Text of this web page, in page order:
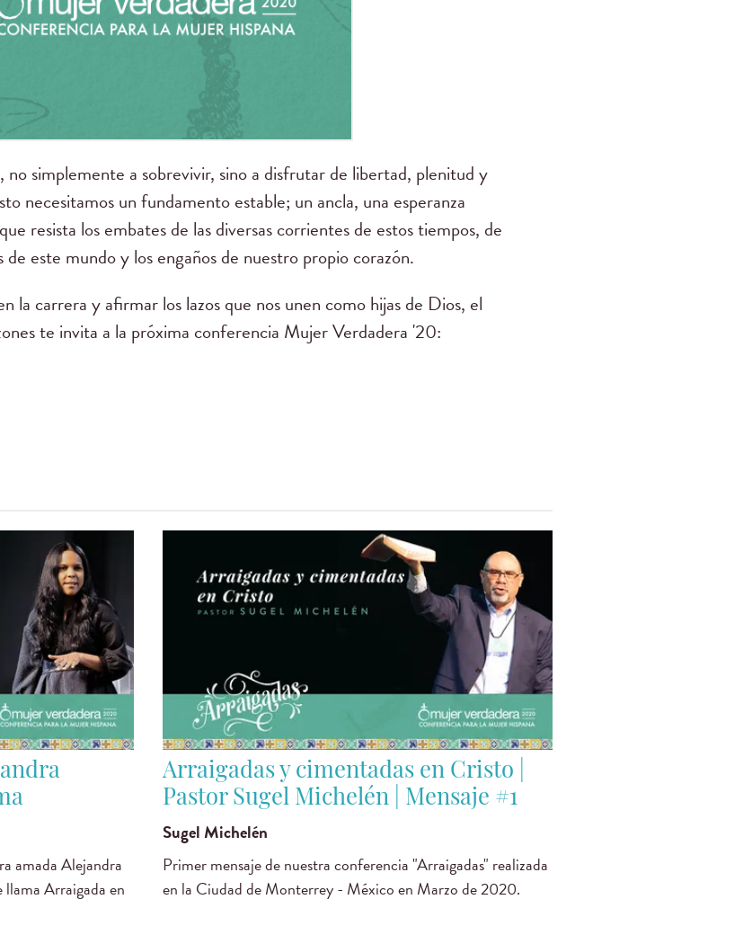
no simplemente a sobrevivir, sino a disfrutar de libertad, plenitud y
necesitamos un fundamento estable; un ancla, una esperanza
resista los embates de las diversas corrientes de estos tiempos, de
este mundo y los engaños de nuestro propio corazón.
la carrera y afirmar los lazos que nos unen como hijas de Dios, el
te invita a la próxima conferencia Mujer Verdadera '20:
amada Alejandra
llama Arraigada en
Arraigadas y cimentadas en Cristo |
Pastor Sugel Michelén | Mensaje #1
Sugel Michelén
Primer mensaje de nuestra conferencia "Arraigadas" realizada
en la Ciudad de Monterrey - México en Marzo de 2020.